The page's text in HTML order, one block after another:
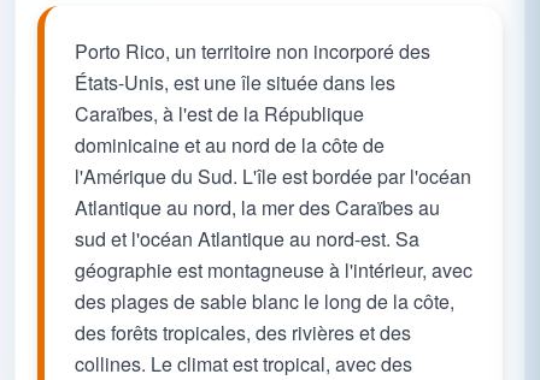
Porto Rico, un territoire non incorporé des
États-Unis, est une île située dans les
Caraïbes, à l'est de la République
dominicaine et au nord de la côte de
l'Amérique du Sud. L'île est bordée par l'océan
Atlantique au nord, la mer des Caraïbes au
sud et l'océan Atlantique au nord-est. Sa
géographie est montagneuse à l'intérieur, avec
des plages de sable blanc le long de la côte,
des forêts tropicales, des rivières et des
collines. Le climat est tropical, avec des